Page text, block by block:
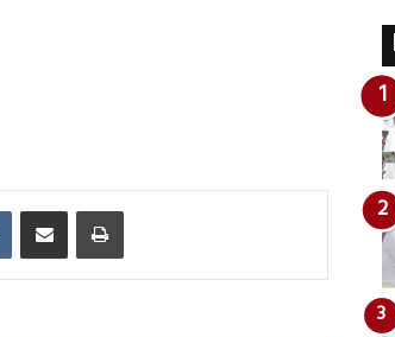
VKontakteShare via Email Print